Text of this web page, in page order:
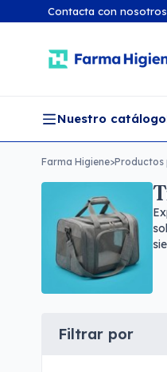
Contacta con nosotros
Nuestro catálogo
Farma Higiene>
Filtrar por